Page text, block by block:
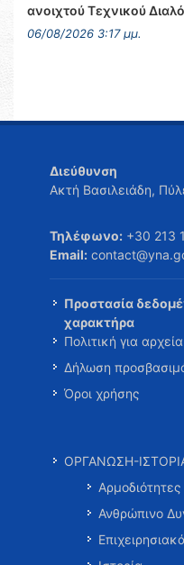
ανοιχτού Τεχνικού
06/08/2026 3:17 μμ.
Διεύθυνση
Ακτή Βασιλειάδη,
Τηλέφωνο: +30 213
Email:
Προστασία
χαρακτήρα
Πολιτική για
Δήλωση
Όροι χρήσης
ΟΡΓΑΝΩΣΗ-
Αρμοδιότητες
Ανθρώπινο